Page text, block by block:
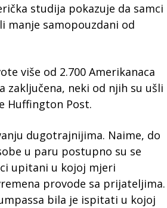
studija pokazuje da samci
manje samopouzdani od
više od 2.700 Amerikanaca
zaključena, neki od njih su ušli
Huffington Post.
dugotrajnijima. Naime, do
u paru postupno su se
upitani u kojoj mjeri
provode sa prijateljima.
bila je ispitati u kojoj